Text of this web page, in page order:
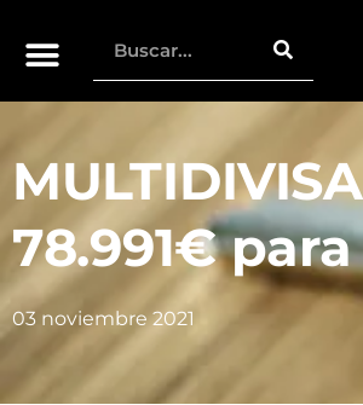
78.991€
03 noviembre 2021